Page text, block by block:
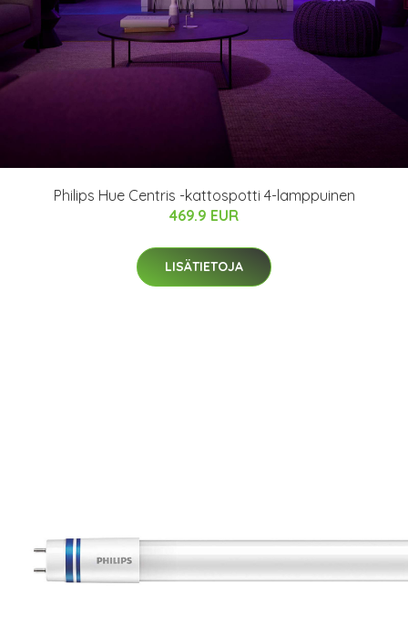
Philips Hue Centris -kattospotti 4-lamppuinen
469.9 EUR
LISÄTIETOJA